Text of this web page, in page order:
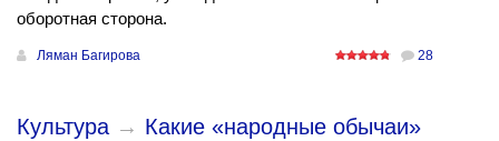
оборотная сторона.
Ляман Багирова 28
Культура → Какие «народные обычаи»